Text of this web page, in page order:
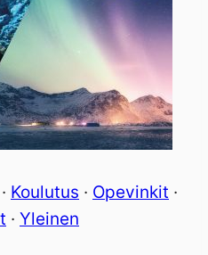
· Koulutus · Opevinkit ·
· Yleinen